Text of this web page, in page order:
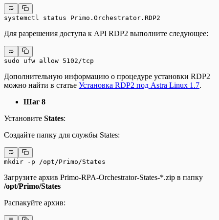
systemctl status Primo.Orchestrator.RDP2
Для разрешения доступа к API RDP2 выполните следующее:
sudo ufw allow 5102/tcp
Дополнительную информацию о процедуре установки RDP2
можно найти в статье Установка RDP2 под Astra Linux 1.7.
Шаг 8
Установите States:
Создайте папку для службы States:
mkdir -p /opt/Primo/States
Загрузите архив Primo-RPA-Orchestrator-States-*.zip в папку
/opt/Primo/States
Распакуйте архив: